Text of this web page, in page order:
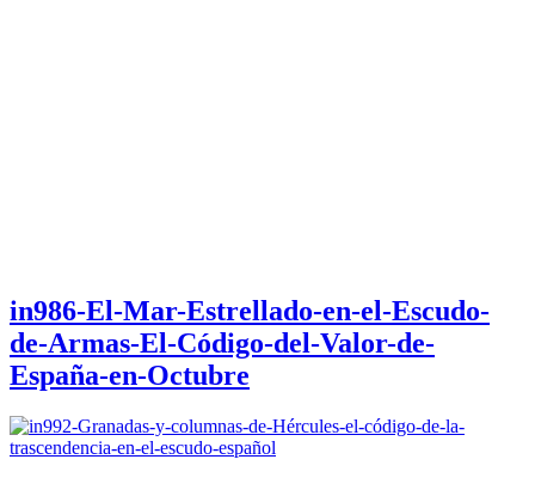
in986-El-Mar-Estrellado-en-el-Escudo-
de-Armas-El-Código-del-Valor-de-
España-en-Octubre